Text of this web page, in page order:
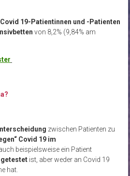
19-Patientinnen und -Patienten
von 8,2% (9,84% am
zwischen Patienten zu
Covid 19 im
beispielsweise ein Patient
getestetist, aber weder an Covid 19
hat.